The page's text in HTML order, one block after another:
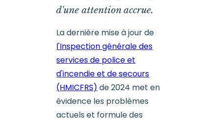
d'une attention accrue.
La dernière mise à jour de
l'Inspection générale des
services de police et
d'incendie et de secours
(HMICFRS) de 2024 met en
évidence les problèmes
actuels et formule des